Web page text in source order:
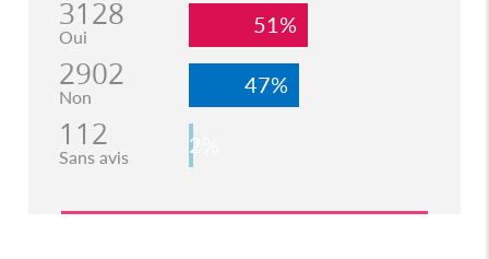
3128
Oui 51%
2902
Non 47%
112
Sans avis 2%